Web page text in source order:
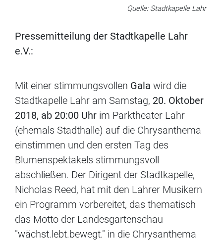
Quelle: Stadtkapelle Lahr
Pressemitteilung der Stadtkapelle Lahr
e.V.:
Mit einer stimmungsvollen Gala wird die
Stadtkapelle Lahr am Samstag, 20. Oktober
2018, ab 20:00 Uhr im Parktheater Lahr
(ehemals Stadthalle) auf die Chrysanthema
einstimmen und den ersten Tag des
Blumenspektakels stimmungsvoll
abschließen. Der Dirigent der Stadtkapelle,
Nicholas Reed, hat mit den Lahrer Musikern
ein Programm vorbereitet, das thematisch
das Motto der Landesgartenschau
"wächst.lebt.bewegt." in die Chrysanthema